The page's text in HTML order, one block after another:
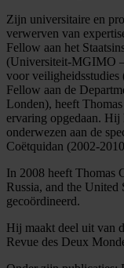
Zijn universitaire en
verwerven van
Fellow aan het
(Universiteit-MGIMO
voor
Fellow aan de
Londen), heeft
ervaring opgedaan. Hij
onderwezen aan de
Coëtquidan (2002-
In 2008 heeft Thomas
Russia, and the United
gecoördineerd.
Hij maakt deel uit van
Revue des Deux